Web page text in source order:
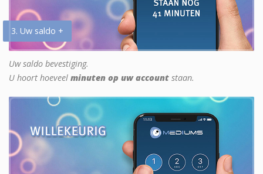
3. Uw saldo +
Uw saldo bevestiging.
U hoort hoeveel minuten op uw account staan.